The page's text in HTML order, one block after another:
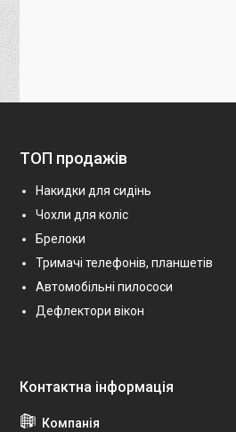
ТОП продажів
Накидки для сидінь
Чохли для коліс
Брелоки
Тримачі телефонів, планшетів
Автомобільні пилососи
Дефлектори вікон